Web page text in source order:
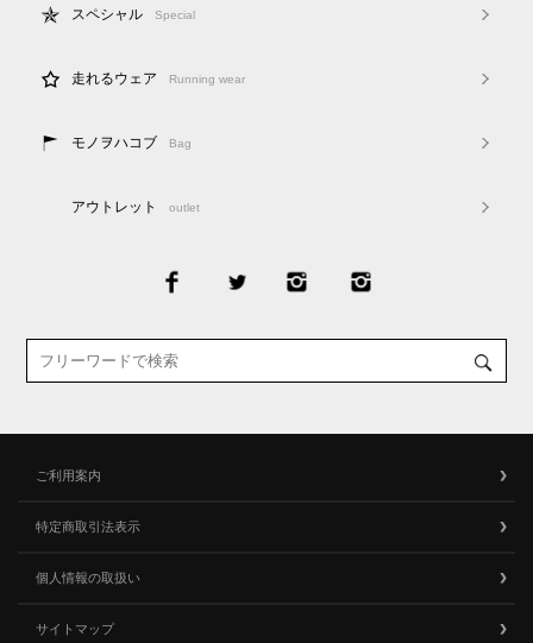
スペシャル Special
走れるウェア Running wear
モノヲハコブ Bag
アウトレット outlet
ご利用案内
特定商取引法表示
個人情報の取扱い
サイトマップ